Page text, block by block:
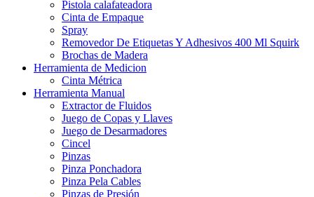
Pistola calafateadora
Cinta de Empaque
Spray
Removedor De Etiquetas Y Adhesivos 400 Ml Squirk
Brochas de Madera
Herramienta de Medicion
Cinta Métrica
Herramienta Manual
Extractor de Fluidos
Juego de Copas y Llaves
Juego de Desarmadores
Cincel
Pinzas
Pinza Ponchadora
Pinza Pela Cables
Pinzas de Presión